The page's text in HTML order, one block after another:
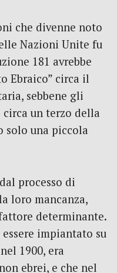
che divenne noto
Nazioni Unite fu
181 avrebbe
Ebraico” circa il
sebbene gli
circa un terzo della
solo una piccola
processo di
loro mancanza,
determinante.
essere impiantato su
1900, era
ebrei, e che nel